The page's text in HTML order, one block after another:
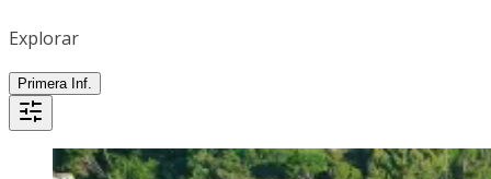
Explorar
Primera Inf.